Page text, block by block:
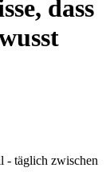
dass
- täglich zwischen